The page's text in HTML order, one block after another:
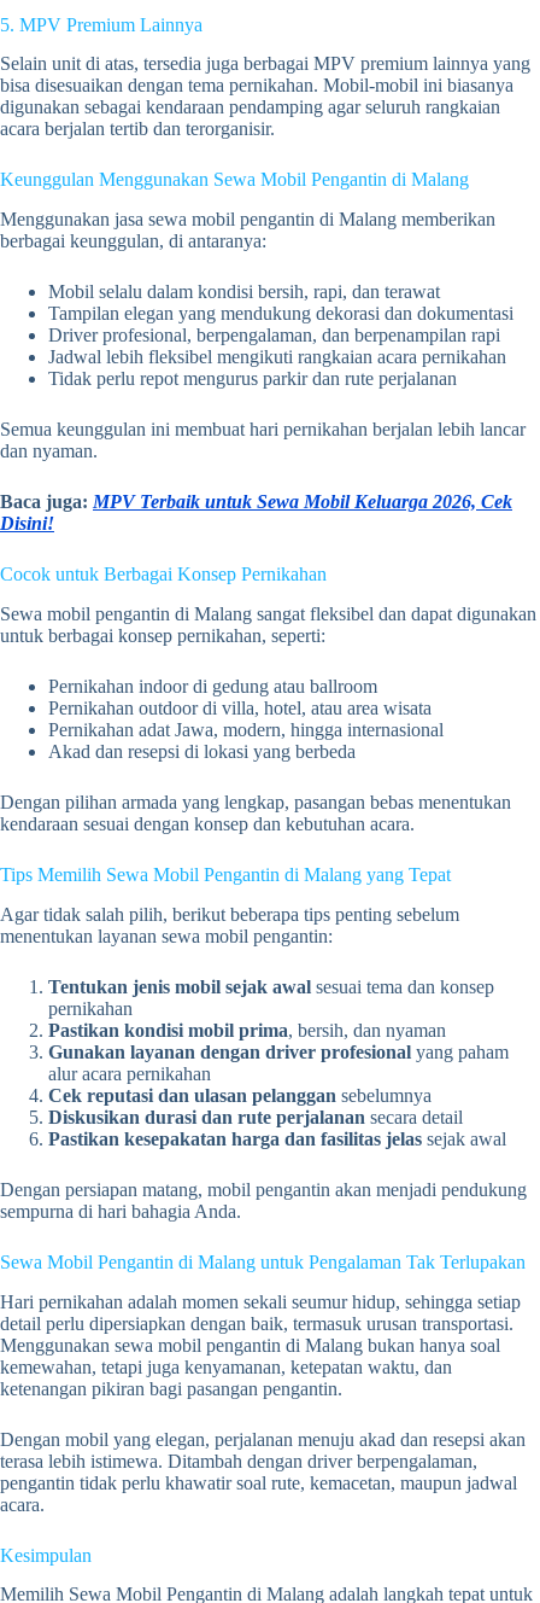
5. MPV Premium Lainnya
Selain unit di atas, tersedia juga berbagai MPV premium lainnya yang
bisa disesuaikan dengan tema pernikahan. Mobil-mobil ini biasanya
digunakan sebagai kendaraan pendamping agar seluruh rangkaian
acara berjalan tertib dan terorganisir.
Keunggulan Menggunakan Sewa Mobil Pengantin di Malang
Menggunakan jasa sewa mobil pengantin di Malang memberikan
berbagai keunggulan, di antaranya:
Mobil selalu dalam kondisi bersih, rapi, dan terawat
Tampilan elegan yang mendukung dekorasi dan dokumentasi
Driver profesional, berpengalaman, dan berpenampilan rapi
Jadwal lebih fleksibel mengikuti rangkaian acara pernikahan
Tidak perlu repot mengurus parkir dan rute perjalanan
Semua keunggulan ini membuat hari pernikahan berjalan lebih lancar
dan nyaman.
Baca juga: MPV Terbaik untuk Sewa Mobil Keluarga 2026, Cek
Disini!
Cocok untuk Berbagai Konsep Pernikahan
Sewa mobil pengantin di Malang sangat fleksibel dan dapat digunakan
untuk berbagai konsep pernikahan, seperti:
Pernikahan indoor di gedung atau ballroom
Pernikahan outdoor di villa, hotel, atau area wisata
Pernikahan adat Jawa, modern, hingga internasional
Akad dan resepsi di lokasi yang berbeda
Dengan pilihan armada yang lengkap, pasangan bebas menentukan
kendaraan sesuai dengan konsep dan kebutuhan acara.
Tips Memilih Sewa Mobil Pengantin di Malang yang Tepat
Agar tidak salah pilih, berikut beberapa tips penting sebelum
menentukan layanan sewa mobil pengantin:
Tentukan jenis mobil sejak awal sesuai tema dan konsep
pernikahan
Pastikan kondisi mobil prima, bersih, dan nyaman
Gunakan layanan dengan driver profesional yang paham
alur acara pernikahan
Cek reputasi dan ulasan pelanggan sebelumnya
Diskusikan durasi dan rute perjalanan secara detail
Pastikan kesepakatan harga dan fasilitas jelas sejak awal
Dengan persiapan matang, mobil pengantin akan menjadi pendukung
sempurna di hari bahagia Anda.
Sewa Mobil Pengantin di Malang untuk Pengalaman Tak Terlupakan
Hari pernikahan adalah momen sekali seumur hidup, sehingga setiap
detail perlu dipersiapkan dengan baik, termasuk urusan transportasi.
Menggunakan sewa mobil pengantin di Malang bukan hanya soal
kemewahan, tetapi juga kenyamanan, ketepatan waktu, dan
ketenangan pikiran bagi pasangan pengantin.
Dengan mobil yang elegan, perjalanan menuju akad dan resepsi akan
terasa lebih istimewa. Ditambah dengan driver berpengalaman,
pengantin tidak perlu khawatir soal rute, kemacetan, maupun jadwal
acara.
Kesimpulan
Memilih Sewa Mobil Pengantin di Malang adalah langkah tepat untuk